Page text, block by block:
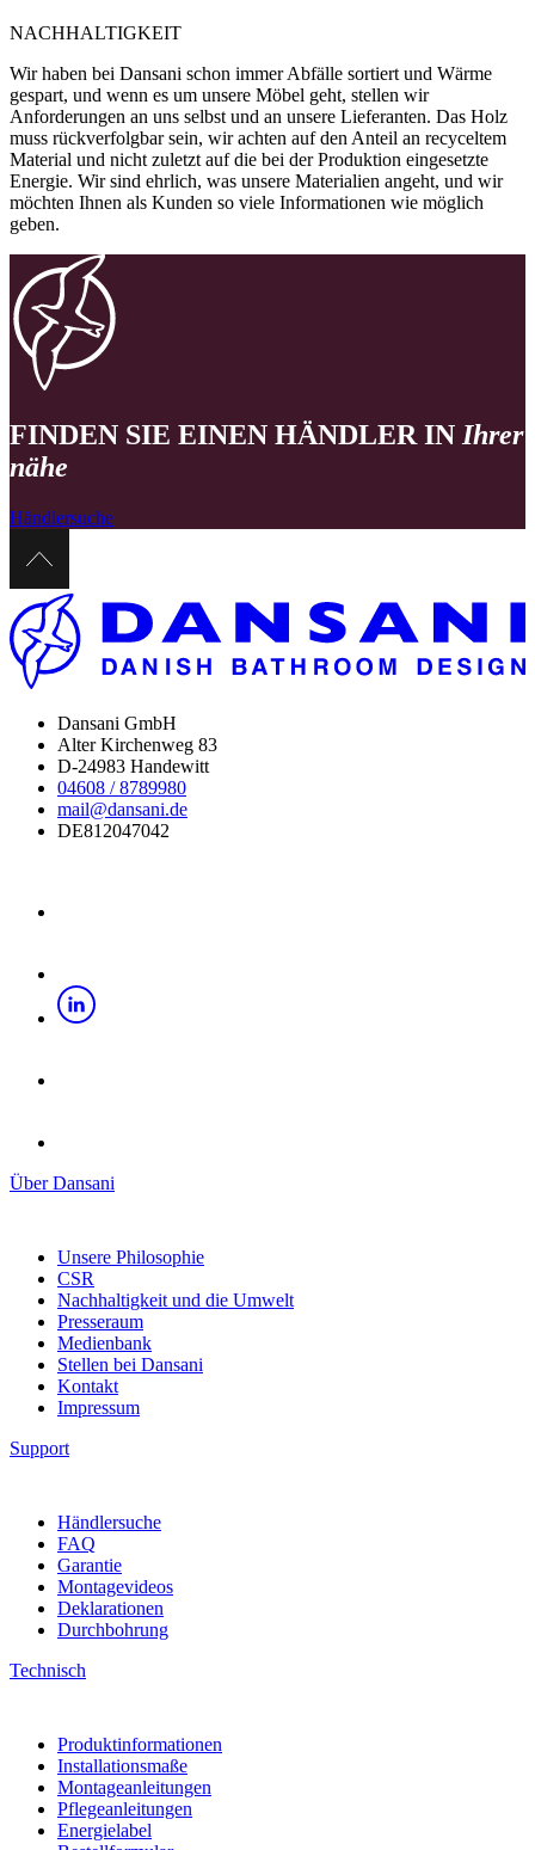
NACHHALTIGKEIT
Wir haben bei Dansani schon immer Abfälle sortiert und Wärme
gespart, und wenn es um unsere Möbel geht, stellen wir
Anforderungen an uns selbst und an unsere Lieferanten. Das Holz
muss rückverfolgbar sein, wir achten auf den Anteil an recyceltem
Material und nicht zuletzt auf die bei der Produktion eingesetzte
Energie. Wir sind ehrlich, was unsere Materialien angeht, und wir
möchten Ihnen als Kunden so viele Informationen wie möglich
geben.
FINDEN SIE EINEN HÄNDLER IN Ihrer
nähe
Händlersuche
Dansani GmbH
Alter Kirchenweg 83
D-24983 Handewitt
04608 / 8789980
mail@dansani.de
DE812047042
Über Dansani
Unsere Philosophie
CSR
Nachhaltigkeit und die Umwelt
Presseraum
Medienbank
Stellen bei Dansani
Kontakt
Impressum
Support
Händlersuche
FAQ
Garantie
Montagevideos
Deklarationen
Durchbohrung
Technisch
Produktinformationen
Installationsmaße
Montageanleitungen
Pflegeanleitungen
Energielabel